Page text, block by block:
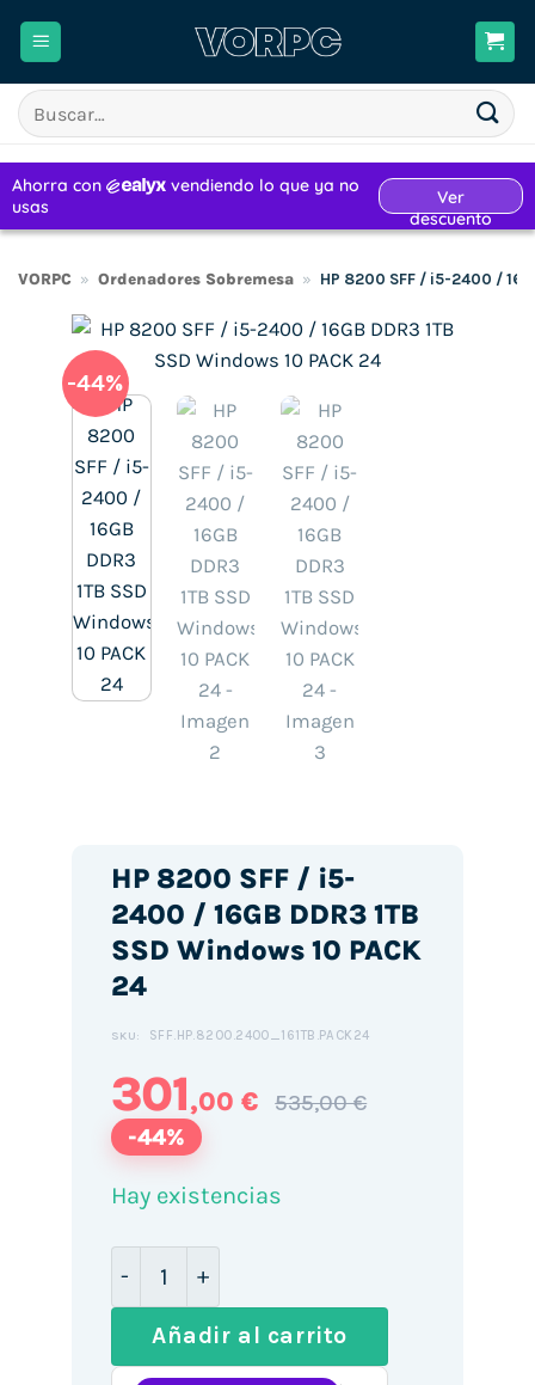
Buscar
por:
VORPC » Ordenadores Sobremesa » HP 8200 SFF / i5-2400 /
-44%
HP 8200 SFF / i5-
2400 / 16GB DDR3 1TB
SSD Windows 10 PACK
24
SKU: SFF.HP.8200.2400_161TB.PACK24
301,00 € 535,00 €
-44%
Hay existencias
Añadir al carrito